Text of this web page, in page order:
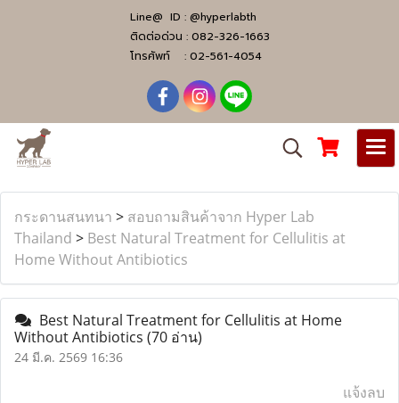
Line@ ID : @hyperlabth
ติดต่อด่วน : 082-326-1663
โทรศัพท์ : 02-561-4054
กระดานสนทนา > สอบถามสินค้าจาก Hyper Lab
Thailand > Best Natural Treatment for Cellulitis at
Home Without Antibiotics
Best Natural Treatment for Cellulitis at Home
Without Antibiotics (70 อ่าน)
24 มี.ค. 2569 16:36
แจ้งลบ